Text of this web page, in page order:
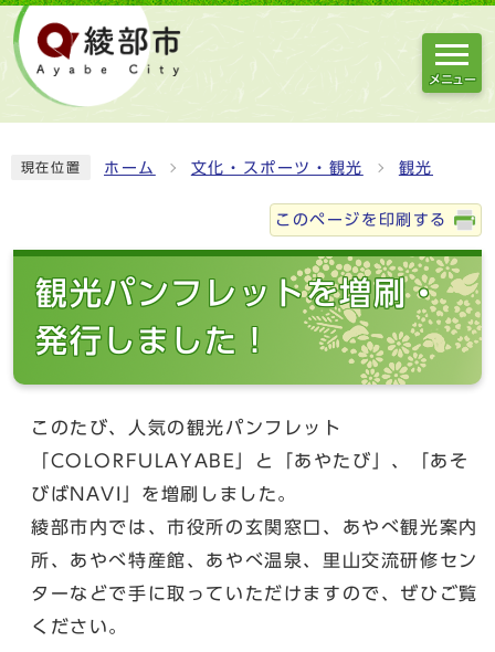
メニュー
現在位置 ホーム 文化・スポーツ・観光 観光
このページを印刷する
観光パンフレットを増刷・
発行しました！
このたび、人気の観光パンフレット
「COLORFULAYABE」と「あやたび」、「あそ
びばNAVI」を増刷しました。
綾部市内では、市役所の玄関窓口、あやべ観光案内
所、あやべ特産館、あやべ温泉、里山交流研修セン
ターなどで手に取っていただけますので、ぜひご覧
ください。